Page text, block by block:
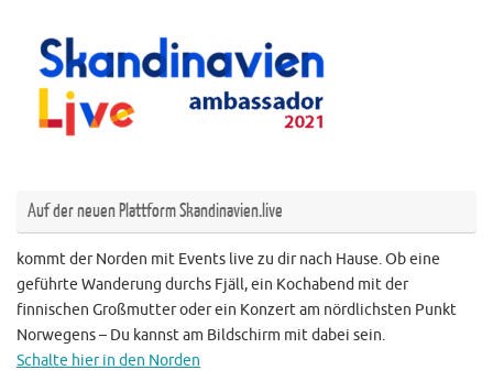
Auf der neuen Plattform Skandinavien.live
kommt der Norden mit Events live zu dir nach Hause. Ob eine
geführte Wanderung durchs Fjäll, ein Kochabend mit der
finnischen Großmutter oder ein Konzert am nördlichsten Punkt
Norwegens – Du kannst am Bildschirm mit dabei sein.
Schalte hier in den Norden